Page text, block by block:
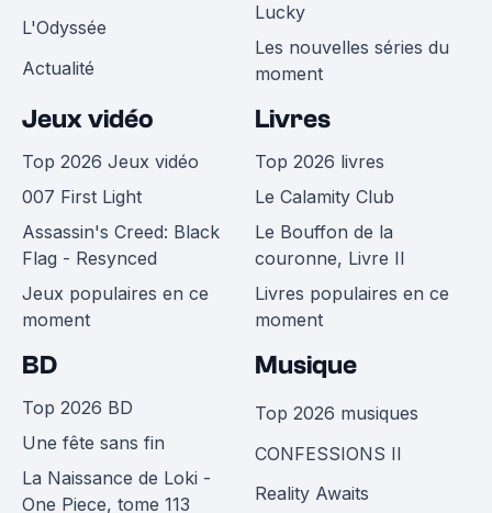
L'Odyssée
Actualité
Lucky
Les nouvelles séries du
moment
Jeux vidéo
Top 2026 Jeux vidéo
007 First Light
Assassin's Creed: Black
Flag - Resynced
Jeux populaires en ce
moment
Livres
Top 2026 livres
Le Calamity Club
Le Bouffon de la
couronne, Livre II
Livres populaires en ce
moment
BD
Top 2026 BD
Une fête sans fin
La Naissance de Loki -
One Piece, tome 113
Musique
Top 2026 musiques
CONFESSIONS II
Reality Awaits